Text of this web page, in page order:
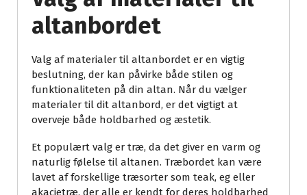
altanbordet
Valg af materialer til altanbordet er en vigtig
beslutning, der kan påvirke både stilen og
funktionaliteten på din altan. Når du vælger
materialer til dit altanbord, er det vigtigt at
overveje både holdbarhed og æstetik.
Et populært valg er træ, da det giver en varm og
naturlig følelse til altanen. Træbordet kan være
lavet af forskellige træsorter som teak, eg eller
akacietræ, der alle er kendt for deres holdbarhed